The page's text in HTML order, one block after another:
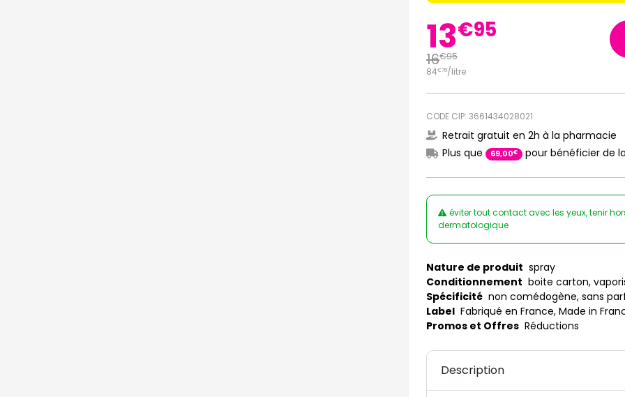
13€95
16€95
84€75/litre
CODE CIP: 3661434028021
Retrait gratuit en 2h à la pharmacie
Plus que
69,00€ pour bénéficier de
éviter tout contact avec les yeux, tenir
dermatologique
Nature de produit spray
Conditionnement boite carton,
Spécificité non comédogène, sans
Label Fabriqué en France, Made in
Promos et Offres Réductions
Description